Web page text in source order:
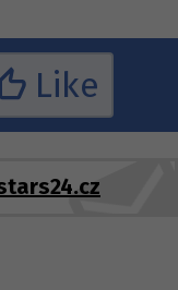
Like